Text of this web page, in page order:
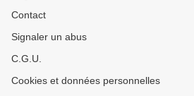
Contact
Signaler un abus
C.G.U.
Cookies et données personnelles